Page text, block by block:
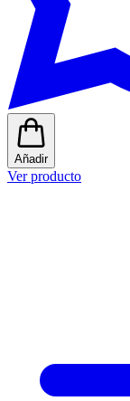
Añadir
Ver producto